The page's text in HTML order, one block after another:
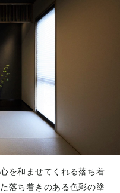
を和ませてくれる落ち着
落ち着きのある色彩の塗